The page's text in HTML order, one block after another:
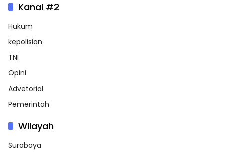
Kanal #2
Hukum
kepolisian
TNI
Opini
Advetorial
Pemerintah
WIlayah
Surabaya